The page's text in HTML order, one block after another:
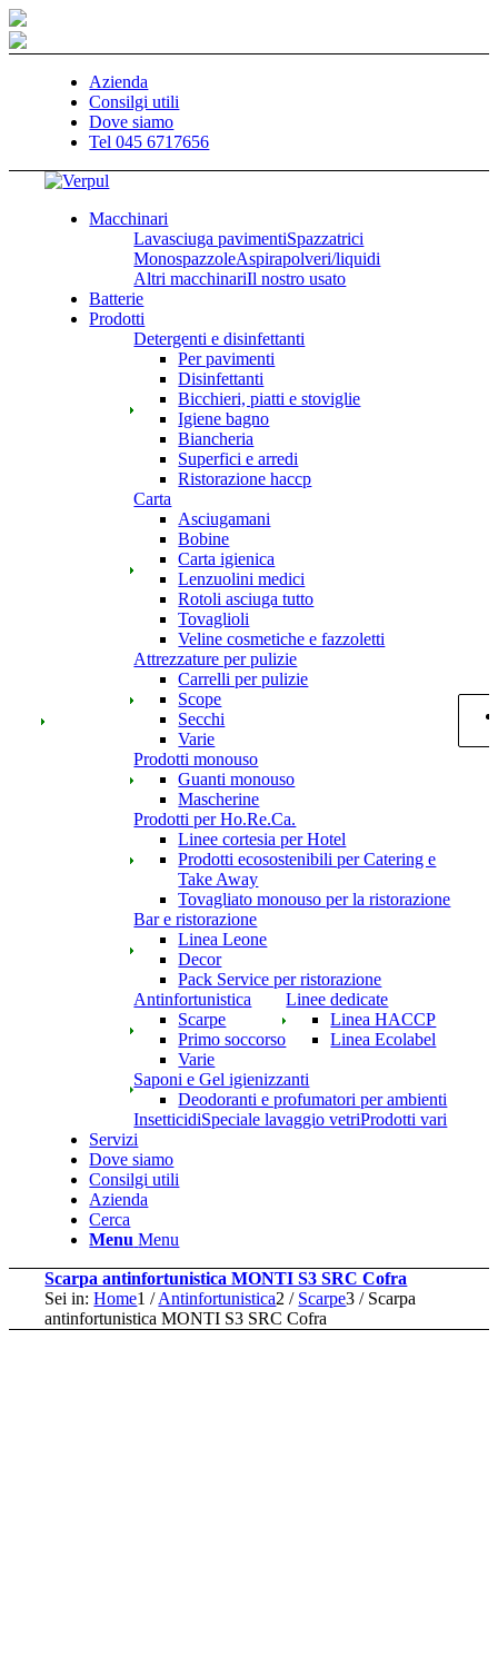
Azienda
Consilgi utili
Dove siamo
Tel 045 6717656
Macchinari
Lavasciuga pavimentiSpazzatrici
MonospazzoleAspirapolveri/liquidi
Altri macchinariIl nostro usato
Batterie
Prodotti
Detergenti e disinfettanti
Per pavimenti
Disinfettanti
Bicchieri, piatti e stoviglie
Igiene bagno
Biancheria
Superfici e arredi
Ristorazione haccp
Carta
Asciugamani
Bobine
Carta igienica
Lenzuolini medici
Rotoli asciuga tutto
Tovaglioli
Veline cosmetiche e fazzoletti
Attrezzature per pulizie
Carrelli per pulizie
Scope
Secchi
Varie
Prodotti monouso
Guanti monouso
Mascherine
Prodotti per Ho.Re.Ca.
Linee cortesia per Hotel
Prodotti ecosostenibili per Catering e
Take Away
Tovagliato monouso per la ristorazione
Bar e ristorazione
Linea Leone
Decor
Pack Service per ristorazione
Antinfortunistica
Scarpe
Primo soccorso
Varie
Linee dedicate
Linea HACCP
Linea Ecolabel
Saponi e Gel igienizzanti
Deodoranti e profumatori per ambienti
InsetticidiSpeciale lavaggio vetriProdotti vari
Servizi
Dove siamo
Consilgi utili
Azienda
Cerca
Menu Menu
Scarpa antinfortunistica MONTI S3 SRC Cofra
Sei in: Home1 / Antinfortunistica2 / Scarpe3 / Scarpa
antinfortunistica MONTI S3 SRC Cofra